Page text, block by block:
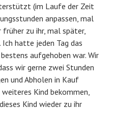
(im Laufe der Zeit
anpassen, mal
zu ihr, mal später,
hatte jeden Tag das
aufgehoben war. Wir
wir gerne zwei Stunden
und Abholen in Kauf
Kind bekommen,
Kind wieder zu ihr